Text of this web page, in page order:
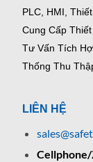
PLC, HMI,
Cung Cấp
Tư Vấn Tích
Thống Thu
LIÊN HỆ